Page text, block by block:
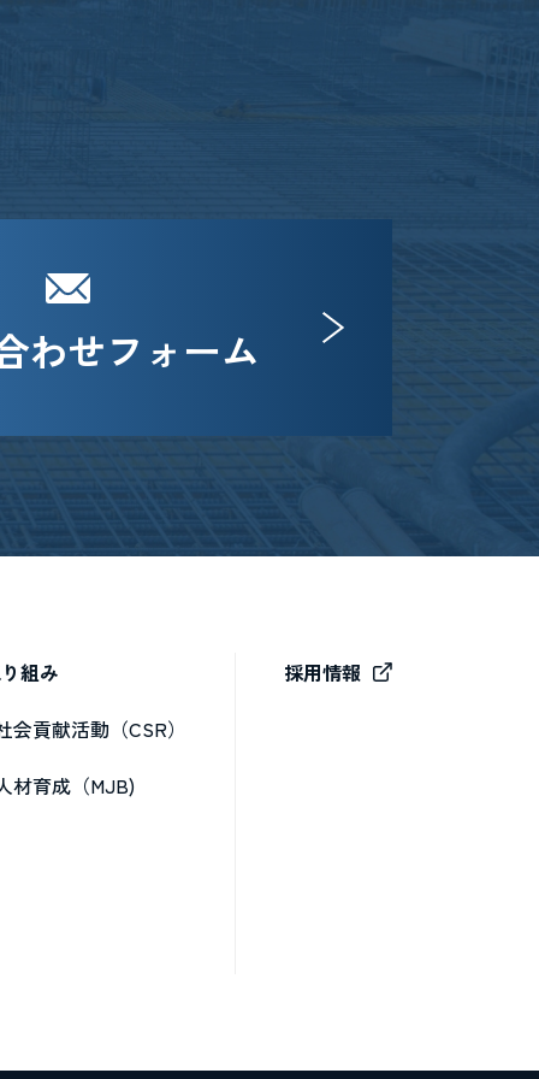
わせフォーム
組み
会貢献活動（CSR）
材育成（MJB)
採用情報